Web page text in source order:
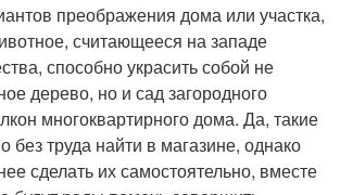
преображения дома или участка,
считающееся на западе
способно украсить собой не
дерево, но и сад загородного
многоквартирного дома. Да, такие
труда найти в магазине, однако
сделать их самостоятельно, вместе